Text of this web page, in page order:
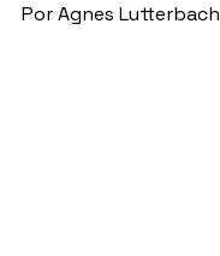
Por Agnes Lutterbach